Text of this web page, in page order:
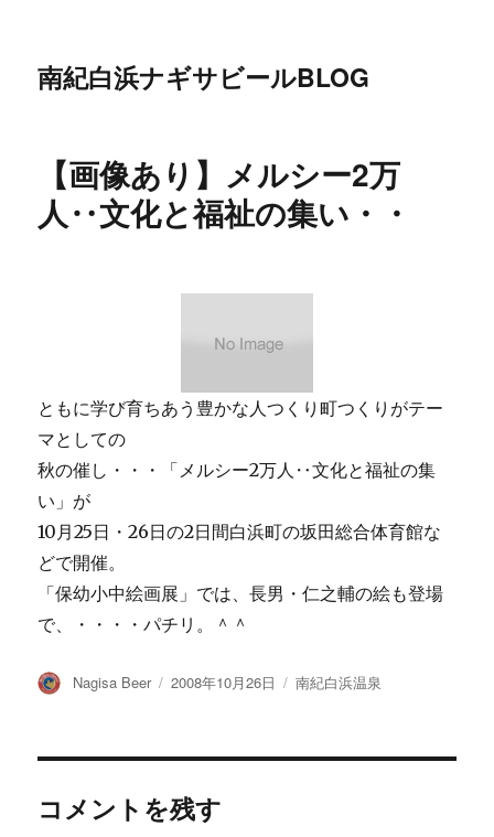
南紀白浜ナギサビールBLOG
【画像あり】メルシー2万
人‥文化と福祉の集い・・
ともに学び育ちあう豊かな人つくり町つくりがテー
マとしての
秋の催し・・・「メルシー2万人‥文化と福祉の集
い」が
10月25日・26日の2日間白浜町の坂田総合体育館な
どで開催。
「保幼小中絵画展」では、長男・仁之輔の絵も登場
で、・・・・パチリ。＾＾
投
Nagisa Beer
投
2008年10月26日
カ
南紀白浜温泉
コメントを残す